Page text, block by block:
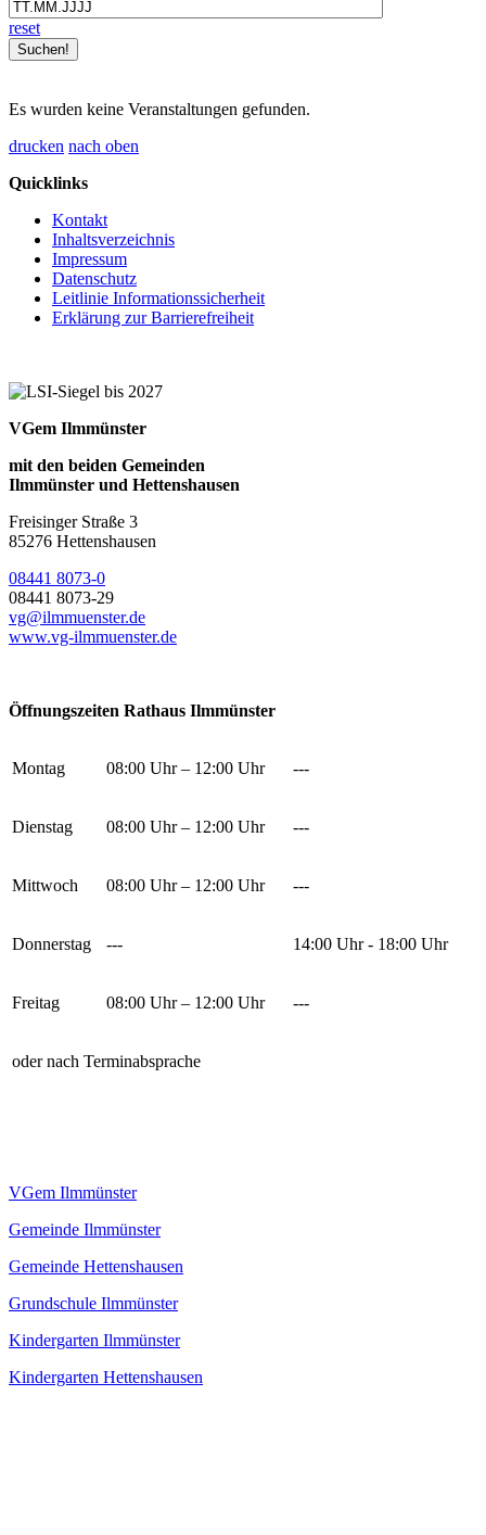
reset
Es wurden keine Veranstaltungen gefunden.
drucken nach oben
Quicklinks
Kontakt
Inhaltsverzeichnis
Impressum
Datenschutz
Leitlinie Informationssicherheit
Erklärung zur Barrierefreiheit
VGem Ilmmünster
mit den beiden Gemeinden
Ilmmünster und Hettenshausen
Freisinger Straße 3
85276 Hettenshausen
08441 8073-0
08441 8073-29
vg@ilmmuenster.de
www.vg-ilmmuenster.de
Öffnungszeiten Rathaus Ilmmünster
Montag 08:00 Uhr – 12:00 Uhr ---
Dienstag 08:00 Uhr – 12:00 Uhr ---
Mittwoch 08:00 Uhr – 12:00 Uhr ---
Donnerstag --- 14:00 Uhr - 18:00 Uhr
Freitag 08:00 Uhr – 12:00 Uhr ---
oder nach Terminabsprache
VGem Ilmmünster
Gemeinde Ilmmünster
Gemeinde Hettenshausen
Grundschule Ilmmünster
Kindergarten Ilmmünster
Kindergarten Hettenshausen